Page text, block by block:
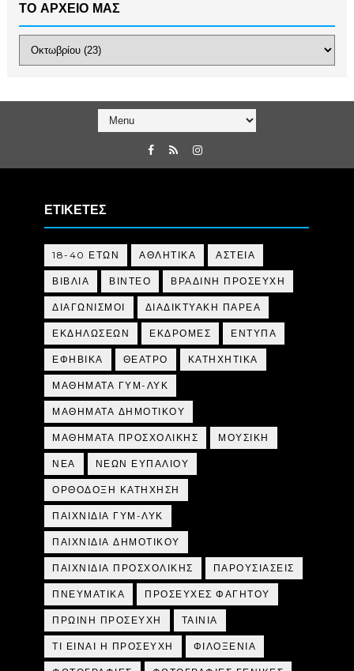
ΤΟ ΑΡΧΕΙΟ ΜΑΣ
ΕΤΙΚΕΤΕΣ
18-40 ΕΤΩΝ ΑΘΛΗΤΙΚΑ ΑΣΤΕΙΑ
ΒΙΒΛΙΑ ΒΙΝΤΕΟ ΒΡΑΔΙΝΗ ΠΡΟΣΕΥΧΗ
ΔΙΑΓΩΝΙΣΜΟΙ ΔΙΑΔΙΚΤΥΑΚΗ ΠΑΡΕΑ
ΕΚΔΗΛΩΣΕΩΝ ΕΚΔΡΟΜΕΣ ΕΝΤΥΠΑ
ΕΦΗΒΙΚΑ ΘΕΑΤΡΟ ΚΑΤΗΧΗΤΙΚΑ
ΜΑΘΗΜΑΤΑ ΓΥΜ-ΛΥΚ
ΜΑΘΗΜΑΤΑ ΔΗΜΟΤΙΚΟΥ
ΜΑΘΗΜΑΤΑ ΠΡΟΣΧΟΛΙΚΗΣ ΜΟΥΣΙΚΗ
ΝΕΑ ΝΕΩΝ ΕΥΠΑΛΙΟΥ
ΟΡΘΟΔΟΞΗ ΚΑΤΗΧΗΣΗ
ΠΑΙΧΝΙΔΙΑ ΓΥΜ-ΛΥΚ
ΠΑΙΧΝΙΔΙΑ ΔΗΜΟΤΙΚΟΥ
ΠΑΙΧΝΙΔΙΑ ΠΡΟΣΧΟΛΙΚΗΣ ΠΑΡΟΥΣΙΑΣΕΙΣ
ΠΝΕΥΜΑΤΙΚΑ ΠΡΟΣΕΥΧΕΣ ΦΑΓΗΤΟΥ
ΠΡΩΙΝΗ ΠΡΟΣΕΥΧΗ ΤΑΙΝΙΑ
ΤΙ ΕΙΝΑΙ Η ΠΡΟΣΕΥΧΗ ΦΙΛΟΞΕΝΙΑ